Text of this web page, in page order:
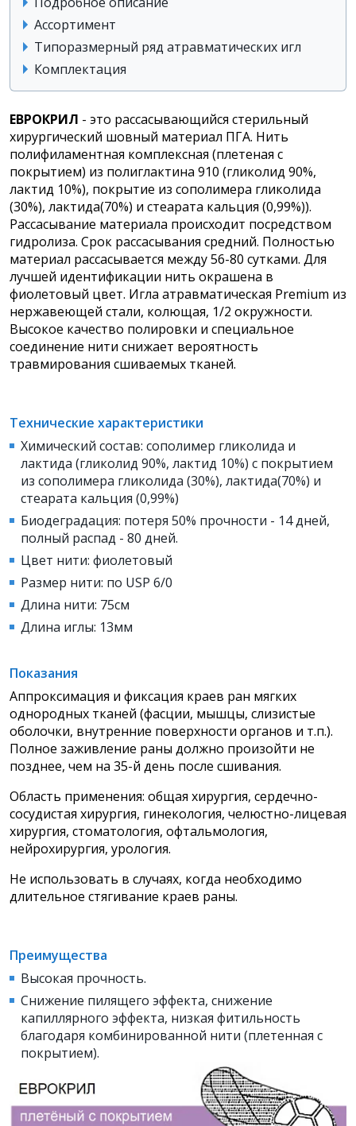
Ассортимент
Типоразмерный ряд атравматических игл
Комплектация
ЕВРОКРИЛ - это рассасывающийся стерильный
хирургический шовный материал ПГА. Нить
полифиламентная комплексная (плетеная с
покрытием) из полиглактина 910 (гликолид 90%,
лактид 10%), покрытие из сополимера гликолида
(30%), лактида(70%) и стеарата кальция (0,99%)).
Рассасывание материала происходит посредством
гидролиза. Срок рассасывания средний. Полностью
материал рассасывается между 56-80 сутками. Для
лучшей идентификации нить окрашена в
фиолетовый цвет. Игла атравматическая Premium из
нержавеющей стали, колющая, 1/2 окружности.
Высокое качество полировки и специальное
соединение нити снижает вероятность
травмирования сшиваемых тканей.
Технические характеристики
Химический состав: сополимер гликолида и
лактида (гликолид 90%, лактид 10%) с покрытием
из сополимера гликолида (30%), лактида(70%) и
стеарата кальция (0,99%)
Биодеградация: потеря 50% прочности - 14 дней,
полный распад - 80 дней.
Цвет нити: фиолетовый
Размер нити: по USP 6/0
Длина нити: 75см
Длина иглы: 13мм
Показания
Аппроксимация и фиксация краев ран мягких
однородных тканей (фасции, мышцы, слизистые
оболочки, внутренние поверхности органов и т.п.).
Полное заживление раны должно произойти не
позднее, чем на 35-й день после сшивания.
Область применения: общая хирургия, сердечно-
сосудистая хирургия, гинекология, челюстно-лицевая
хирургия, стоматология, офтальмология,
нейрохирургия, урология.
Не использовать в случаях, когда необходимо
длительное стягивание краев раны.
Преимущества
Высокая прочность.
Снижение пилящего эффекта, снижение
капиллярного эффекта, низкая фитильность
благодаря комбинированной нити (плетенная с
покрытием).